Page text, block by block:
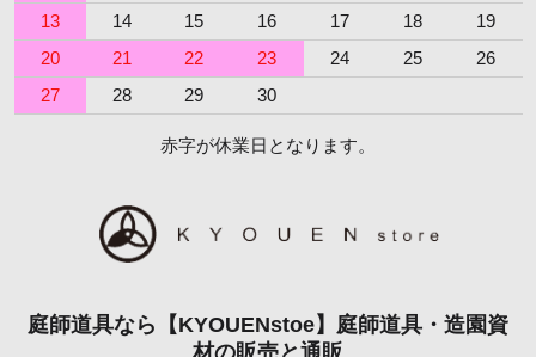
13
14 15 16 17 18
19
20
21 22 23 24 25
26
27
28 29 30
赤字が休業日となります。
庭師道具なら【KYOUENstoe】庭師道具・造園資
材の販売と通販